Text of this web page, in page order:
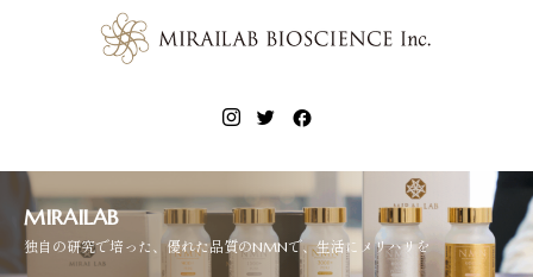
MIRAILAB
独自の研究で培った、優れた品質のNMNで、生活にメリハリを